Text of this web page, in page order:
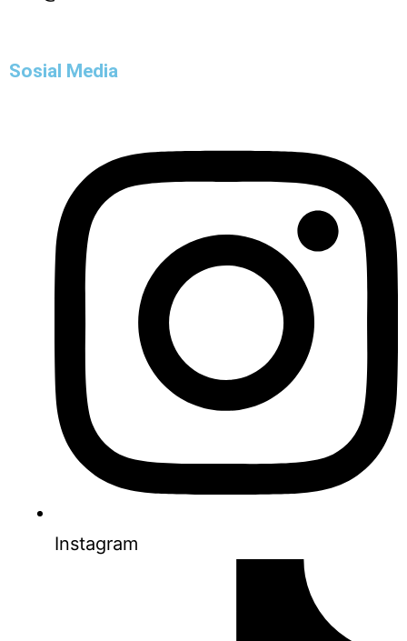
Sosial Media
Instagram